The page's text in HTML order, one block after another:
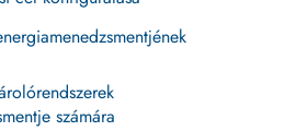
számára